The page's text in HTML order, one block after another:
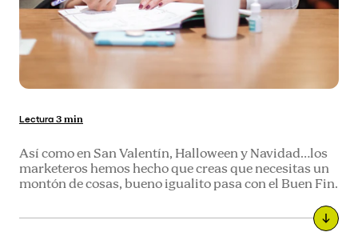
Lectura 3 min
Así como en San Valentín, Halloween y Navidad…los
marketeros hemos hecho que creas que necesitas un
montón de cosas, bueno igualito pasa con el Buen Fin.